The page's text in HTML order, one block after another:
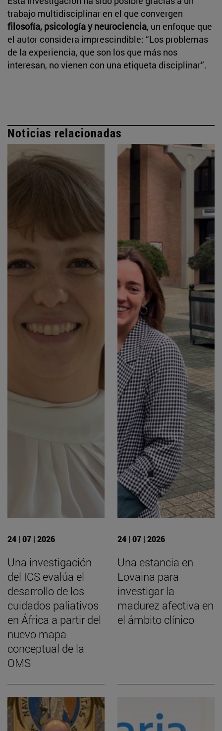
trabajo multidisciplinar en el que convergen
filosofía, psicología y neurociencia, un enfoque que
el autor considera imprescindible: “Los problemas
de la experiencia, que son los que más nos
interesan, no vienen con una etiqueta disciplinar”.
Noticias relacionadas
24 | 07 | 2026
Una investigación
del ICS evalúa el
desarrollo de los
cuidados paliativos
en África a partir del
nuevo mapa
conceptual de la
OMS
24 | 07 | 2026
Una estancia en
Lovaina para
investigar la
madurez afectiva en
el ámbito clínico